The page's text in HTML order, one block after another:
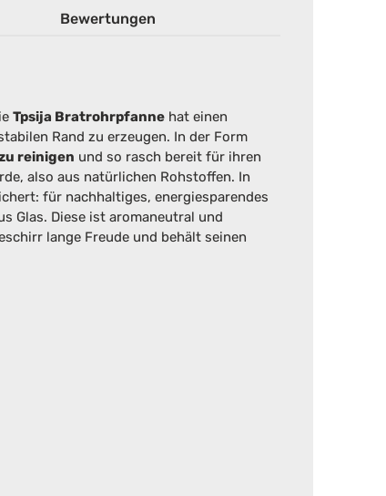
Bewertungen
Tpsija Bratrohrpfanne hat einen
Rand zu erzeugen. In der Form
reinigen und so rasch bereit für ihren
also aus natürlichen Rohstoffen. In
für nachhaltiges, energiesparendes
Glas. Diese ist aromaneutral und
lange Freude und behält seinen